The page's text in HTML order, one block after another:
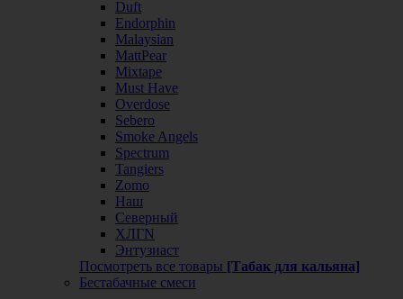
Duft
Endorphin
Malaysian
MattPear
Mixtape
Must Have
Overdose
Sebero
Smoke Angels
Spectrum
Tangiers
Zomo
Наш
Северный
ХЛГN
Энтузиаст
Посмотреть все товары [Табак для кальяна]
Бестабачные смеси